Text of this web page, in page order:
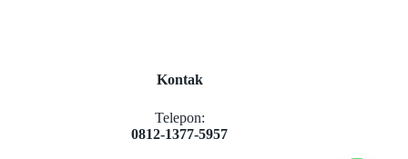
Kontak
Telepon:
0812-1377-5957